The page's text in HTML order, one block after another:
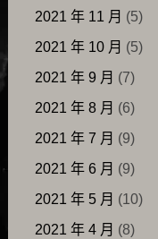
2021 年 11 月 (5)
2021 年 10 月 (5)
2021 年 9 月 (7)
2021 年 8 月 (6)
2021 年 7 月 (9)
2021 年 6 月 (9)
2021 年 5 月 (10)
2021 年 4 月 (8)